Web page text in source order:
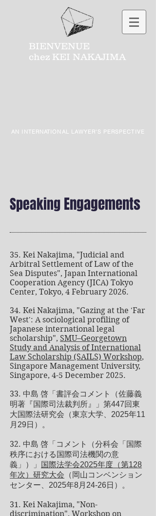
BIENVENUE
chez KEI NAKAJIMA
AN INTERNATIONAL LAWYER'S PERSPECTIVE
SpeakingEngagements
35. Kei Nakajima, "Judicial and
Arbitral Settlement of Law of the
Sea Disputes", Japan International
Cooperation Agency (JICA) Tokyo
Center, Tokyo, 4 February 2026.
34. Kei Nakajima, "Gazing at the 'Far
West': A sociological profiling of
Japanese international legal
scholarship", SMU–Georgetown
Study and Analysis of International
Law Scholarship (SAILS) Workshop,
Singapore Management University,
Singapore, 4-5 December 2025.
33. 中島 啓「書評会コメント（佐藤義
明著『国際司法裁判所』」第447回東
大国際法研究会（東京大学、2025年11
月29日）。
32. 中島 啓「コメント（分科会「国際
秩序における国際司法機関の意
義」）」
国際法学会2025年度（第128
年次）研究大会 （岡山コンベンション
センター、2025年8月24-26日）。
31. Kei Nakajima, "Non-
discrimination", Workshop on